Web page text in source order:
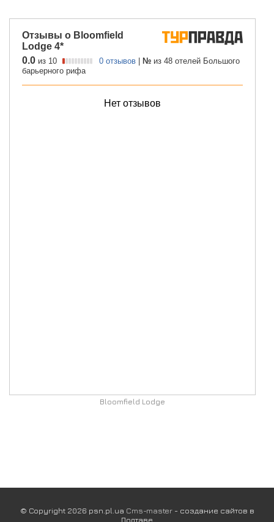
Bloomfield Lodge
© Copyright 2026 psn.pl.ua Cms-master- создание сайтов в
Полтаве